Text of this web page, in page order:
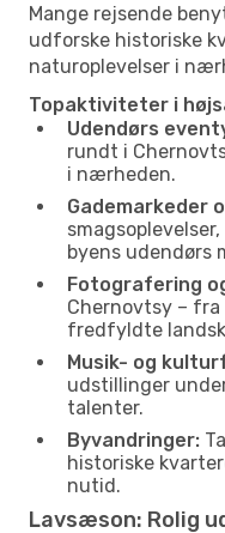
Mange rejsende
udforske historiske
naturoplevelser i
Topaktiviteter i
Udendørs
rundt i
i nærheden.
Gademarkeder
byens udendørs
Fotografering
Chernovtsy –
fredfyldte
Musik- og
udstillinger
talenter.
Byvandringer:
historiske
nutid.
Lavsæson: Rolig